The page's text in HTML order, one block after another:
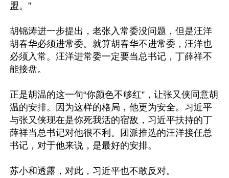
盟。”
胡锦涛进一步提出，老张入常委没问题，但是汪洋
胡春华必须进常委。就算胡春华不进常委，汪洋也
必须入常。汪洋进常委一定要当总书记，丁薛祥不
能接盘。
正是胡温的这一句“你颜色不够红”，让张又侠同意胡
温的安排。因为这样的格局，他更为安全。习近平
与张又侠现在是你死我活的宿敌，习近平扶持的丁
薛祥当总书记对他很不利。团派推选的汪洋接任总
书记，对于他来说，是最好的安排。
苏小和透露，对此，习近平也不敢反对。